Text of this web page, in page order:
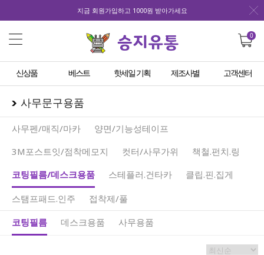
지금 회원가입하고 1000원 받아가세요
0
신상품 베스트 핫세일 기획 제조사별 고객센터
사무문구용품
사무펜/매직/마카
양면/기능성테이프
3M포스트잇/점착메모지
컷터/사무가위
책철.펀치.링
코팅필름/데스크용품
스테플러.건타카 클립.핀.집게
스탬프패드.인주
접착제/풀
코팅필름
데스크용품 사무용품